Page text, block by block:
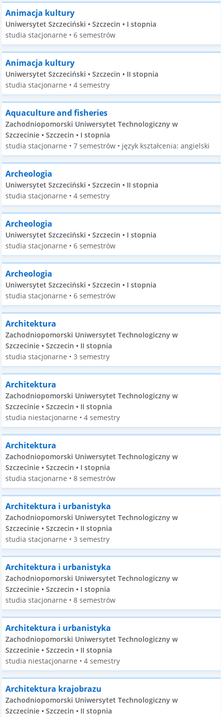
Animacja kultury
Uniwersytet Szczeciński • Szczecin • I stopnia
studia stacjonarne • 6 semestrów
Animacja kultury
Uniwersytet Szczeciński • Szczecin • II stopnia
studia stacjonarne • 4 semestry
Aquaculture and fisheries
Zachodniopomorski Uniwersytet Technologiczny w
Szczecinie • Szczecin • I stopnia
studia stacjonarne • 7 semestrów • język kształcenia: angielski
Archeologia
Uniwersytet Szczeciński • Szczecin • II stopnia
studia stacjonarne • 4 semestry
Archeologia
Uniwersytet Szczeciński • Szczecin • I stopnia
studia stacjonarne • 6 semestrów
Archeologia
Uniwersytet Szczeciński • Szczecin • I stopnia
studia stacjonarne • 6 semestrów
Architektura
Zachodniopomorski Uniwersytet Technologiczny w
Szczecinie • Szczecin • II stopnia
studia stacjonarne • 3 semestry
Architektura
Zachodniopomorski Uniwersytet Technologiczny w
Szczecinie • Szczecin • II stopnia
studia niestacjonarne • 4 semestry
Architektura
Zachodniopomorski Uniwersytet Technologiczny w
Szczecinie • Szczecin • I stopnia
studia stacjonarne • 8 semestrów
Architektura i urbanistyka
Zachodniopomorski Uniwersytet Technologiczny w
Szczecinie • Szczecin • II stopnia
studia stacjonarne • 3 semestry
Architektura i urbanistyka
Zachodniopomorski Uniwersytet Technologiczny w
Szczecinie • Szczecin • I stopnia
studia stacjonarne • 8 semestrów
Architektura i urbanistyka
Zachodniopomorski Uniwersytet Technologiczny w
Szczecinie • Szczecin • II stopnia
studia niestacjonarne • 4 semestry
Architektura krajobrazu
Zachodniopomorski Uniwersytet Technologiczny w
Szczecinie • Szczecin • II stopnia